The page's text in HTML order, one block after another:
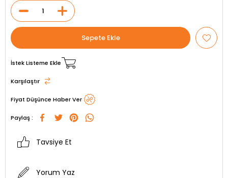
İstek Listeme Ekle
Karşılaştır
Fiyat Düşünce Haber Ver
Paylaş :
Tavsiye Et
Yorum Yaz